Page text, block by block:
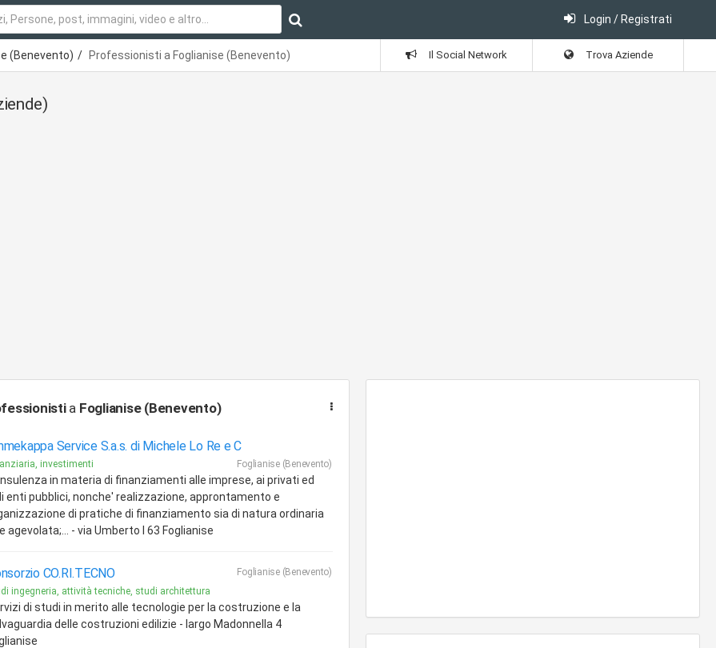
Login / Registrati
(Benevento) Professionisti a Foglianise (Benevento) Il Social Network Trova Aziende
a Foglianise (Benevento)
Service S.a.s. di Michele Lo Re e C
Foglianise (Benevento)
investimenti
in materia di finanziamenti alle imprese, ai privati ed
enti pubblici, nonche' realizzazione, approntamento e
di pratiche di finanziamento sia di natura ordinaria
agevolata;... - via Umberto I 63 Foglianise
CO.RI.TECNO
Foglianise (Benevento)
ingegneria, attività tecniche, studi architettura
di studi in merito alle tecnologie per la costruzione e la
delle costruzioni edilizie - largo Madonnella 4